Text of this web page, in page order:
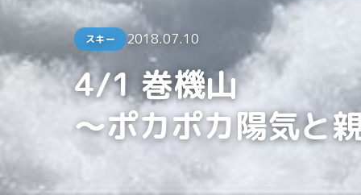
スキー 2018.07.10
4/1 巻機山
～ポカポカ陽気と